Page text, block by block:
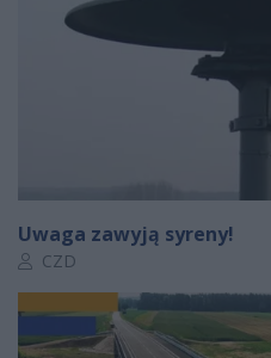
Uwaga zawyją syreny!
Autor artykułu:
CZD